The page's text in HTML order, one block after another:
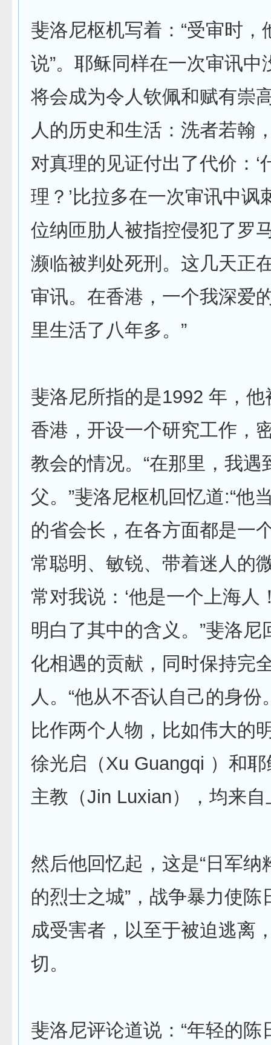
斐洛尼枢机写着：“受审时，
说”。耶稣同样在一次审讯中
将会成为令人钦佩和赋有崇
人的历史和生活：洗者若翰
对真理的见证付出了代价：‘
理？’比拉多在一次审讯中讽
位纳匝肋人被指控侵犯了罗
濒临被判处死刑。这几天正
审讯。在香港，一个我深爱
里生活了八年多。”
斐洛尼所指的是1992 年，
香港，开设一个研究工作，
教会的情况。“在那里，我遇
父。”斐洛尼枢机回忆道:“他
的省会长，在各方面都是一
常聪明、敏锐、带着迷人的
常对我说：‘他是一个上海人
明白了其中的含义。”斐洛尼
化相遇的贡献，同时保持完
人。“他从不否认自己的身份
比作两个人物，比如伟大的
徐光启（Xu Guangqi ）和
主教（Jin Luxian），均来自
然后他回忆起，这是“日军纳
的烈士之城”，战争暴力使陈
成受害者，以至于被迫逃离
切。
斐洛尼评论道说：“年轻的陈